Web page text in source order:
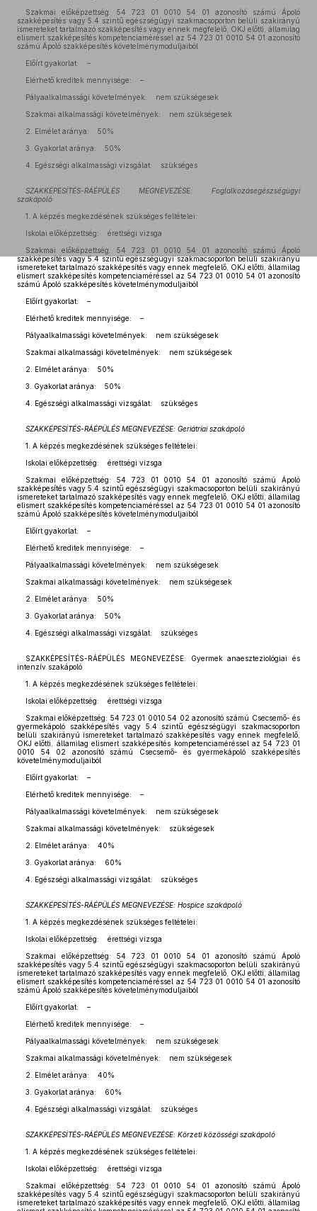
Szakmai előképzettség: 54 723 01 0010 54 01 azonosító számú Ápoló
szakképesítés vagy 5.4 szintű egészségügyi szakmacsoporton belüli szakirányú
ismereteket tartalmazó szakképesítés vagy ennek megfelelő, OKJ előtti, államilag
elismert szakképesítés kompetenciaméréssel az 54 723 01 0010 54 01 azonosító
számú Ápoló szakképesítés követelménymoduljaiból
Előírt gyakorlat: –
Elérhető kreditek mennyisége: –
Pályaalkalmassági követelmények: nem szükségesek
Szakmai alkalmassági követelmények: nem szükségesek
2. Elmélet aránya: 50%
3. Gyakorlat aránya: 50%
4. Egészségi alkalmassági vizsgálat: szükséges
SZAKKÉPESÍTÉS-RÁÉPÜLÉS MEGNEVEZÉSE: Foglalkozásegészségügyi
szakápoló
1. A képzés megkezdésének szükséges feltételei:
Iskolai előképzettség: érettségi vizsga
Szakmai előképzettség: 54 723 01 0010 54 01 azonosító számú Ápoló
szakképesítés vagy 5.4 szintű egészségügyi szakmacsoporton belüli szakirányú
ismereteket tartalmazó szakképesítés vagy ennek megfelelő, OKJ előtti, államilag
elismert szakképesítés kompetenciaméréssel az 54 723 01 0010 54 01 azonosító
számú Ápoló szakképesítés követelménymoduljaiból
Előírt gyakorlat: –
Elérhető kreditek mennyisége: –
Pályaalkalmassági követelmények: nem szükségesek
Szakmai alkalmassági követelmények: nem szükségesek
2. Elmélet aránya: 50%
3. Gyakorlat aránya: 50%
4. Egészségi alkalmassági vizsgálat: szükséges
SZAKKÉPESÍTÉS-RÁÉPÜLÉS MEGNEVEZÉSE: Geriátriai szakápoló
1. A képzés megkezdésének szükséges feltételei:
Iskolai előképzettség: érettségi vizsga
Szakmai előképzettség: 54 723 01 0010 54 01 azonosító számú Ápoló
szakképesítés vagy 5.4 szintű egészségügyi szakmacsoporton belüli szakirányú
ismereteket tartalmazó szakképesítés vagy ennek megfelelő, OKJ előtti, államilag
elismert szakképesítés kompetenciaméréssel az 54 723 01 0010 54 01 azonosító
számú Ápoló szakképesítés követelménymoduljaiból
Előírt gyakorlat: –
Elérhető kreditek mennyisége: –
Pályaalkalmassági követelmények: nem szükségesek
Szakmai alkalmassági követelmények: nem szükségesek
2. Elmélet aránya: 50%
3. Gyakorlat aránya: 50%
4. Egészségi alkalmassági vizsgálat: szükséges
SZAKKÉPESÍTÉS-RÁÉPÜLÉS MEGNEVEZÉSE: Gyermek anaeszteziológiai és
intenzív szakápoló
1. A képzés megkezdésének szükséges feltételei:
Iskolai előképzettség: érettségi vizsga
Szakmai előképzettség: 54 723 01 0010 54 02 azonosító számú Csecsemő- és
gyermekápoló szakképesítés vagy 5.4 szintű egészségügyi szakmacsoporton
belüli szakirányú ismereteket tartalmazó szakképesítés vagy ennek megfelelő,
OKJ előtti, államilag elismert szakképesítés kompetenciaméréssel az 54 723 01
0010 54 02 azonosító számú Csecsemő- és gyermekápoló szakképesítés
követelménymoduljaiból
Előírt gyakorlat: –
Elérhető kreditek mennyisége: –
Pályaalkalmassági követelmények: nem szükségesek
Szakmai alkalmassági követelmények: szükségesek
2. Elmélet aránya: 40%
3. Gyakorlat aránya: 60%
4. Egészségi alkalmassági vizsgálat: szükséges
SZAKKÉPESÍTÉS-RÁÉPÜLÉS MEGNEVEZÉSE: Hospice szakápoló
1. A képzés megkezdésének szükséges feltételei:
Iskolai előképzettség: érettségi vizsga
Szakmai előképzettség: 54 723 01 0010 54 01 azonosító számú Ápoló
szakképesítés vagy 5.4 szintű egészségügyi szakmacsoporton belüli szakirányú
ismereteket tartalmazó szakképesítés vagy ennek megfelelő, OKJ előtti, államilag
elismert szakképesítés kompetenciaméréssel az 54 723 01 0010 54 01 azonosító
számú Ápoló szakképesítés követelménymoduljaiból
Előírt gyakorlat: –
Elérhető kreditek mennyisége: –
Pályaalkalmassági követelmények: nem szükségesek
Szakmai alkalmassági követelmények: nem szükségesek
2. Elmélet aránya: 40%
3. Gyakorlat aránya: 60%
4. Egészségi alkalmassági vizsgálat: szükséges
SZAKKÉPESÍTÉS-RÁÉPÜLÉS MEGNEVEZÉSE: Körzeti közösségi szakápoló
1. A képzés megkezdésének szükséges feltételei:
Iskolai előképzettség: érettségi vizsga
Szakmai előképzettség: 54 723 01 0010 54 01 azonosító számú Ápoló
szakképesítés vagy 5.4 szintű egészségügyi szakmacsoporton belüli szakirányú
ismereteket tartalmazó szakképesítés vagy ennek megfelelő, OKJ előtti, államilag